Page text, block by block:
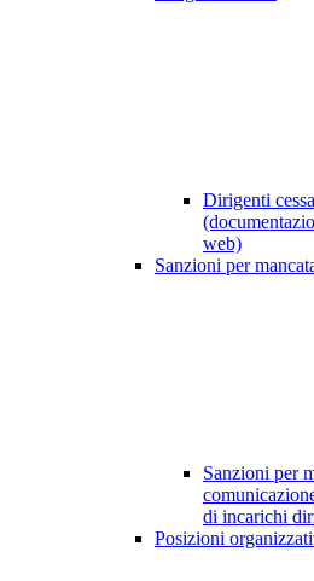
Dirigenti
web)
Sanzioni per
Sanzioni per
di incarichi
Posizioni